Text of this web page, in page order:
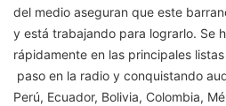
del medio aseguran que este
y está trabajando para lograrlo. Se
rápidamente en las principales
paso en la radio y conquistando
Perú, Ecuador, Bolivia, Colombia,